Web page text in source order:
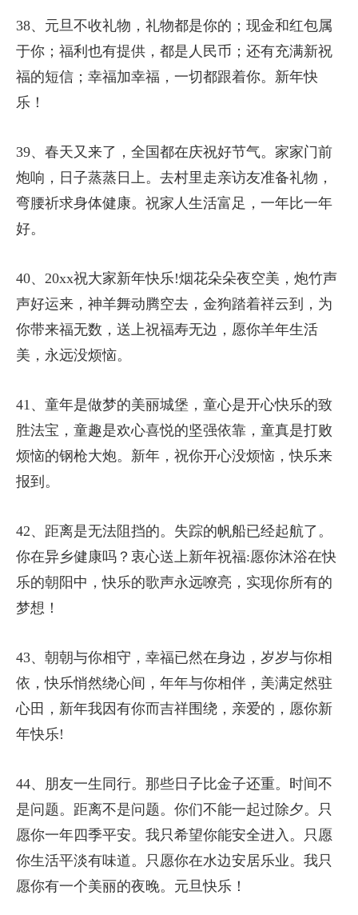
38、元旦不收礼物，礼物都是你的；现金和红包属
于你；福利也有提供，都是人民币；还有充满新祝
福的短信；幸福加幸福，一切都跟着你。新年快
乐！
39、春天又来了，全国都在庆祝好节气。家家门前
炮响，日子蒸蒸日上。去村里走亲访友准备礼物，
弯腰祈求身体健康。祝家人生活富足，一年比一年
好。
40、20xx祝大家新年快乐!烟花朵朵夜空美，炮竹声
声好运来，神羊舞动腾空去，金狗踏着祥云到，为
你带来福无数，送上祝福寿无边，愿你羊年生活
美，永远没烦恼。
41、童年是做梦的美丽城堡，童心是开心快乐的致
胜法宝，童趣是欢心喜悦的坚强依靠，童真是打败
烦恼的钢枪大炮。新年，祝你开心没烦恼，快乐来
报到。
42、距离是无法阻挡的。失踪的帆船已经起航了。
你在异乡健康吗？衷心送上新年祝福:愿你沐浴在快
乐的朝阳中，快乐的歌声永远嘹亮，实现你所有的
梦想！
43、朝朝与你相守，幸福已然在身边，岁岁与你相
依，快乐悄然绕心间，年年与你相伴，美满定然驻
心田，新年我因有你而吉祥围绕，亲爱的，愿你新
年快乐!
44、朋友一生同行。那些日子比金子还重。时间不
是问题。距离不是问题。你们不能一起过除夕。只
愿你一年四季平安。我只希望你能安全进入。只愿
你生活平淡有味道。只愿你在水边安居乐业。我只
愿你有一个美丽的夜晚。元旦快乐！